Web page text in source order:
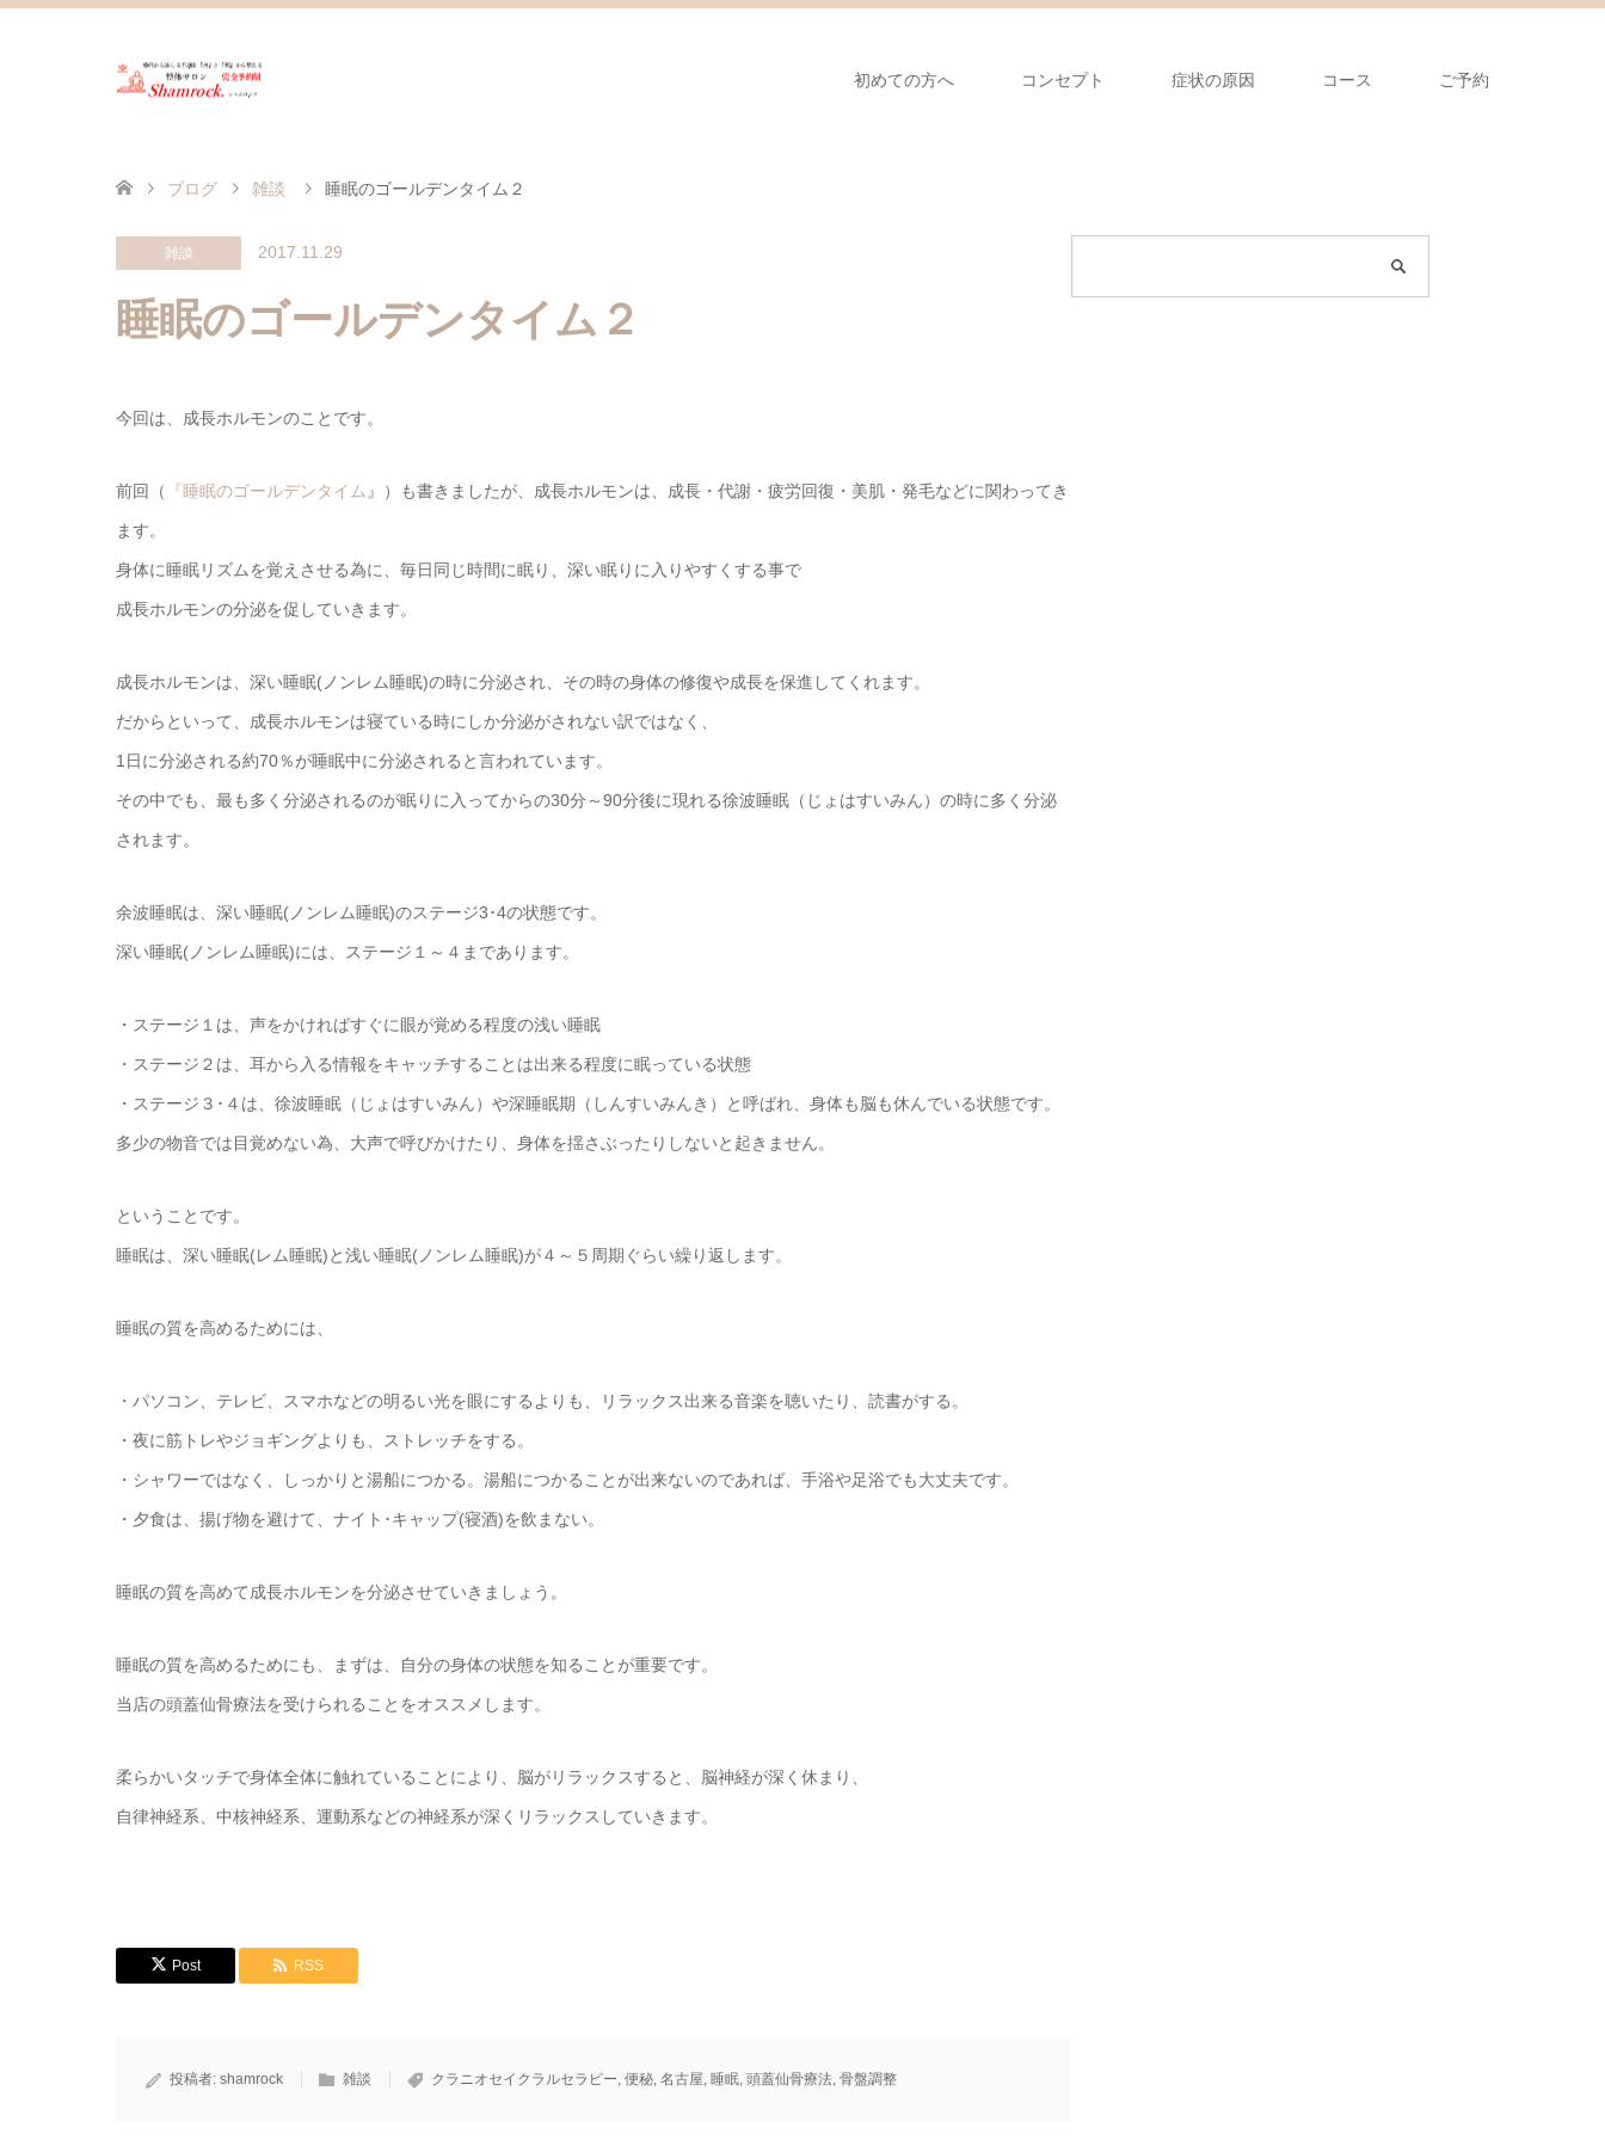
初めての方へ コンセプト 症状の原因 コース ご予約
ブログ 雑談 睡眠のゴールデンタイム２
雑談 2017.11.29
睡眠のゴールデンタイム２
今回は、成長ホルモンのことです。
前回（ 『睡眠のゴールデンタイム 』）も書きましたが、成長ホルモンは、成長・代謝・疲労回復・美肌・発毛などに関わってき
ます。
身体に睡眠リズムを覚えさせる為に、毎日同じ時間に眠り、深い眠りに入りやすくする事で
成長ホルモンの分泌を促していきます。
成長ホルモンは、深い睡眠(ノンレム睡眠)の時に分泌され、その時の身体の修復や成長を保進してくれます。
だからといって、成長ホルモンは寝ている時にしか分泌がされない訳ではなく、
1日に分泌される約70％が睡眠中に分泌されると言われています。
その中でも、最も多く分泌されるのが眠りに入ってからの30分～90分後に現れる徐波睡眠（じょはすいみん）の時に多く分泌
されます。
余波睡眠は、深い睡眠(ノンレム睡眠)のステージ3･4の状態です。
深い睡眠(ノンレム睡眠)には、ステージ１～４まであります。
・ステージ１は、声をかければすぐに眼が覚める程度の浅い睡眠
・ステージ２は、耳から入る情報をキャッチすることは出来る程度に眠っている状態
・ステージ３･４は、徐波睡眠（じょはすいみん）や深睡眠期（しんすいみんき）と呼ばれ、身体も脳も休んでいる状態です。
多少の物音では目覚めない為、大声で呼びかけたり、身体を揺さぶったりしないと起きません。
ということです。
睡眠は、深い睡眠(レム睡眠)と浅い睡眠(ノンレム睡眠)が４～５周期ぐらい繰り返します。
睡眠の質を高めるためには、
・パソコン、テレビ、スマホなどの明るい光を眼にするよりも、リラックス出来る音楽を聴いたり、読書がする。
・夜に筋トレやジョギングよりも、ストレッチをする。
・シャワーではなく、しっかりと湯船につかる。湯船につかることが出来ないのであれば、手浴や足浴でも大丈夫です。
・夕食は、揚げ物を避けて、ナイト･キャップ(寝酒)を飲まない。
睡眠の質を高めて成長ホルモンを分泌させていきましょう。
睡眠の質を高めるためにも、まずは、自分の身体の状態を知ることが重要です。
当店の頭蓋仙骨療法を受けられることをオススメします。
柔らかいタッチで身体全体に触れていることにより、脳がリラックスすると、脳神経が深く休まり、
自律神経系、中核神経系、運動系などの神経系が深くリラックスしていきます。
Post RSS
投稿者: shamrock 雑談 クラニオセイクラルセラピー, 便秘, 名古屋, 睡眠, 頭蓋仙骨療法, 骨盤調整